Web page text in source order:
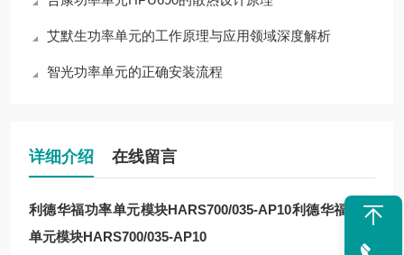
艾默生功率单元的工作原理与应用领域深度解析
智光功率单元的正确安装流程
详细介绍 在线留言
利德华福功率单元模块HARS700/035-AP10利德华福功率
单元模块HARS700/035-AP10